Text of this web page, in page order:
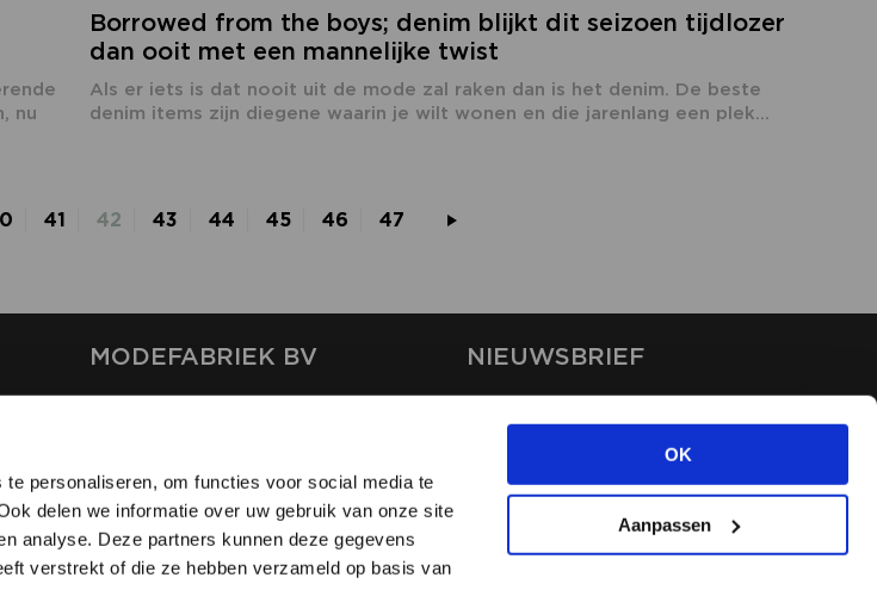
personaliseren, om functies voor social media te
delen we informatie over uw gebruik van onze site
analyse. Deze partners kunnen deze gegevens
verstrekt of die ze hebben verzameld op basis van
OK
Aanpassen
nu
Borrowed from the boys; denim blijkt dit seizoen tijdlozer
dan ooit met een mannelijke twist
Als er iets is dat nooit uit de mode zal raken dan is het denim. De beste
denim items zijn diegene waarin je wilt wonen en die jarenlang een plek...
41 42 43 44 45 46 47
MODEFABRIEK BV
SHIFT
NIEUWSBRIEF
laatste nieuws via de
INSCHRIJVEN